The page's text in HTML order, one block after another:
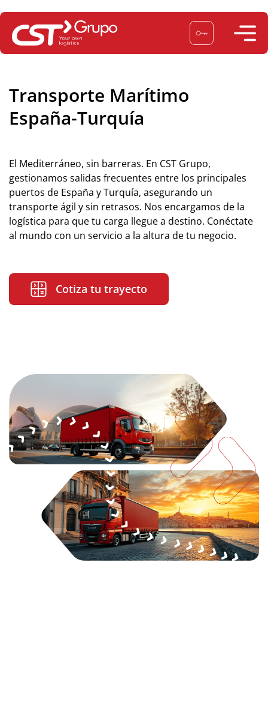
contenido
Transporte Marítimo
España-Turquía
El Mediterráneo, sin barreras. En CST Grupo,
gestionamos salidas frecuentes entre los principales
puertos de España y Turquía, asegurando un
transporte ágil y sin retrasos. Nos encargamos de la
logística para que tu carga llegue a destino. Conéctate
al mundo con un servicio a la altura de tu negocio.
Cotiza tu trayecto